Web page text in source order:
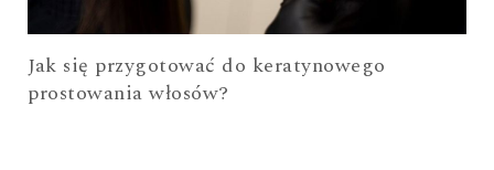
Jak się przygotować do keratynowego
prostowania włosów?